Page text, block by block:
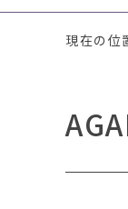
現在の位